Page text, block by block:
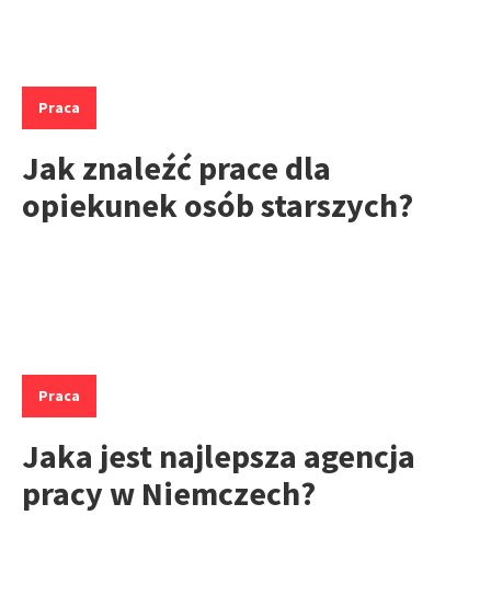
Kategorie:
Praca
Jak znaleźć prace dla
opiekunek osób starszych?
Kategorie:
Praca
Jaka jest najlepsza agencja
pracy w Niemczech?